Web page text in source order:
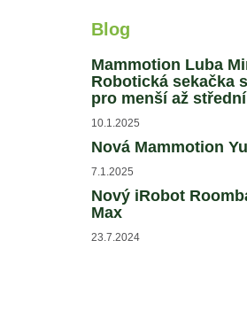
Blog
Mammotion Luba
Robotická sekačka
pro menší až
10.1.2025
Nová Mammotion
7.1.2025
Nový iRobot
Max
23.7.2024